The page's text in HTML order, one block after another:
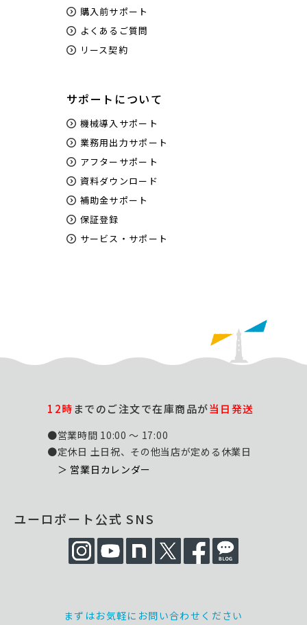
購入前サポート
よくあるご質問
リース契約
サポートについて
機械導入サポート
業務用出力サポート
アフターサポート
資料ダウンロード
補助金サポート
保証登録
サービス・サポート
12時までのご注文で在庫商品が当日発送
●営業時間 10:00 ～ 17:00
●定休日 土日祝、その他当店が定める休業日
＞ 営業日カレンダー
ユーロポート公式 SNS
まずはお気軽にお問い合わせください